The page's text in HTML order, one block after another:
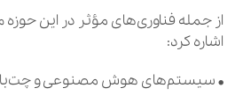
از جمله فناوری‌های مؤثر در این حوزه
اشاره کرد:
• سیستم‌های هوش مصنوعی و